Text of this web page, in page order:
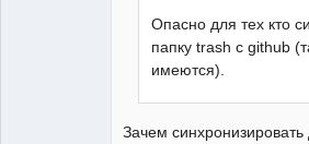
Опасно для тех кто
папку trash с github
имеются).
Зачем